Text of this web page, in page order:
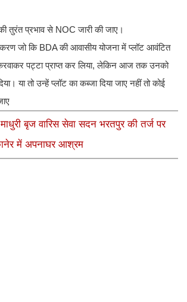
तुरंत प्रभाव से NOC जारी की जाए।
जो कि BDA की आवासीय योजना में प्लॉट आवंटित
पट्टा प्राप्त कर लिया, लेकिन आज तक उनको
या तो उन्हें प्लॉट का कब्जा दिया जाए नहीं तो कोई
बृज वारिस सेवा सदन भरतपुर की तर्ज पर
में अपनाघर आश्रम